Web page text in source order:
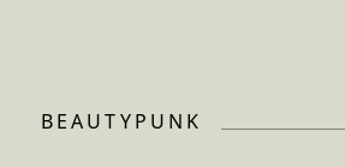
BEAUTYPUNK